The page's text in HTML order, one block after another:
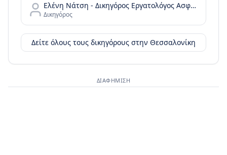
Ελένη Νάτση - Δικηγόρος Εργατολόγος Ασφαλιστικό Συνταξιοδοτικό
Δικηγόρος
Δείτε όλους τους δικηγόρους στην Θεσσαλονίκη
ΔΙΑΦΉΜΙΣΗ